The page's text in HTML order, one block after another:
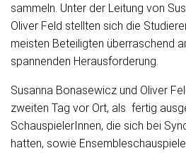
sammeln. Unter der Leitung von
Oliver Feld stellten sich die
meisten Beteiligten überraschend
spannenden Herausforderung.
Susanna Bonasewicz und Oliver
zweiten Tag vor Ort, als fertig
SchauspielerInnen, die sich bei
hatten, sowie